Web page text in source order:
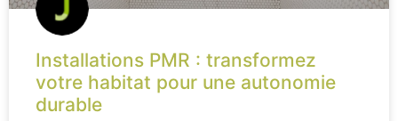
Installations PMR : transformez
votre habitat pour une autonomie
durable